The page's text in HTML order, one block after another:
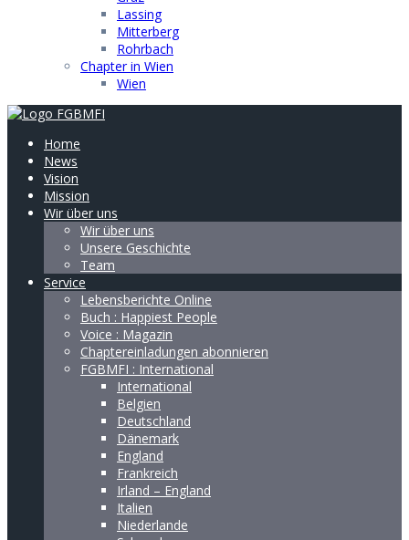
Lassing
Mitterberg
Rohrbach
Chapter in Wien
Wien
Home
News
Vision
Mission
Wir über uns
Wir über uns
Unsere Geschichte
Team
Service
Lebensberichte Online
Buch : Happiest People
Voice : Magazin
Chaptereinladungen abonnieren
FGBMFI : International
International
Belgien
Deutschland
Dänemark
England
Frankreich
Irland – England
Italien
Niederlande